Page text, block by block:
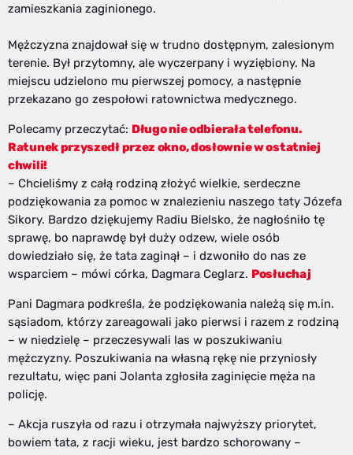
zamieszkania zaginionego.
Mężczyzna znajdował się w trudno dostępnym, zalesionym
terenie. Był przytomny, ale wyczerpany i wyziębiony. Na
miejscu udzielono mu pierwszej pomocy, a następnie
przekazano go zespołowi ratownictwa medycznego.
Polecamy przeczytać: Długo nie odbierała telefonu.
Ratunek przyszedł przez okno, dosłownie w ostatniej
chwili!
– Chcieliśmy z całą rodziną złożyć wielkie, serdeczne
podziękowania za pomoc w znalezieniu naszego taty Józefa
Sikory. Bardzo dziękujemy Radiu Bielsko, że nagłośniło tę
sprawę, bo naprawdę był duży odzew, wiele osób
dowiedziało się, że tata zaginął – i dzwoniło do nas ze
wsparciem – mówi córka, Dagmara Ceglarz. Posłuchaj
Pani Dagmara podkreśla, że podziękowania należą się m.in.
sąsiadom, którzy zareagowali jako pierwsi i razem z rodziną
– w niedzielę – przeczesywali las w poszukiwaniu
mężczyzny. Poszukiwania na własną rękę nie przyniosły
rezultatu, więc pani Jolanta zgłosiła zaginięcie męża na
policję.
– Akcja ruszyła od razu i otrzymała najwyższy priorytet,
bowiem tata, z racji wieku, jest bardzo schorowany –